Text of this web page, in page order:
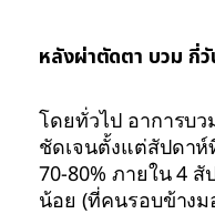
หลังผ่าตัดตา บวม กี่
โดยทั่วไป อาการบว
ชัดเจนตั้งแต่สัปดา
70-80% ภายใน 4
น้อย (ที่คนรอบข้างม